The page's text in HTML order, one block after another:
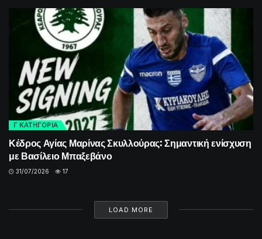
Γ ΚΑΤΗΓΟΡΙΑ
Κέδρος Αγίας Μαρίνας Σκυλλούρας: Σημαντική ενίσχυση
με Βασίλειο Μπαξεβάνο
31/07/2026 17
LOAD MORE